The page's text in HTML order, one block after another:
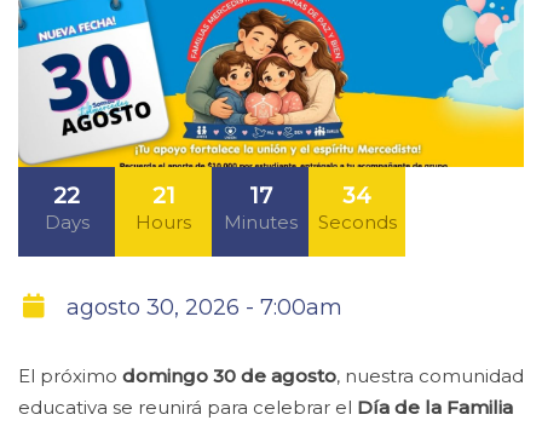
22
Days
21
Hours
17
Minutes
33
Seconds
agosto 30, 2026 - 7:00am
El próximo domingo 30 de agosto, nuestra comunidad
educativa se reunirá para celebrar el Día de la Familia